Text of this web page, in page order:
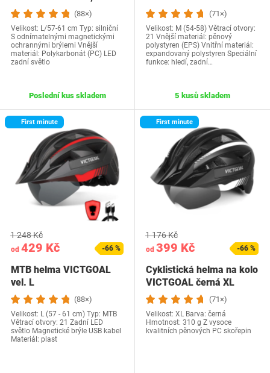
červená, L
(88×)
Velikost: L/57-61 cm Typ: silniční
S odnímatelnými magnetickými
ochrannými brýlemi Vnější
materiál: Polykarbonát (PC) LED
zadní světlo
Poslední kus skladem
(71×)
Velikost: M (54-58) Větrací otvory:
21 Vnější materiál: pěnový
polystyren (EPS) Vnitřní materiál:
expandovaný polystyren Speciální
funkce: hledí, zadní…
5 kusů skladem
First minute
od 429 Kč
1 248 Kč
-66 %
MTB helma VICTGOAL
vel. L
(88×)
Velikost: L (57 - 61 cm) Typ: MTB
Větrací otvory: 21 Zadní LED
světlo Magnetické brýle USB kabel
Materiál: plast
First minute
od 399 Kč
1 176 Kč
-66 %
Cyklistická helma na kolo
VICTGOAL černá XL
(71×)
Velikost: XL Barva: černá
Hmotnost: 310 g Z vysoce
kvalitních pěnových PC skořepin